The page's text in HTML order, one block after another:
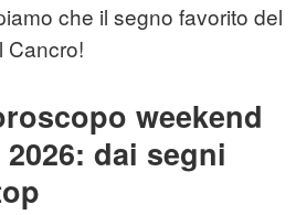
che il segno favorito del
Cancro!
weekend
dai segni